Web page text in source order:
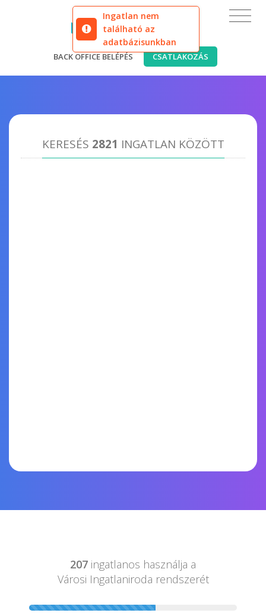
Ingatlan nem
található az
adatbázisunkban
BACK OFFICE BELÉPÉS CSATLAKOZÁS
KERESÉS 2821 INGATLAN KÖZÖTT
207 ingatlanos használja a
Városi Ingatlaniroda rendszerét